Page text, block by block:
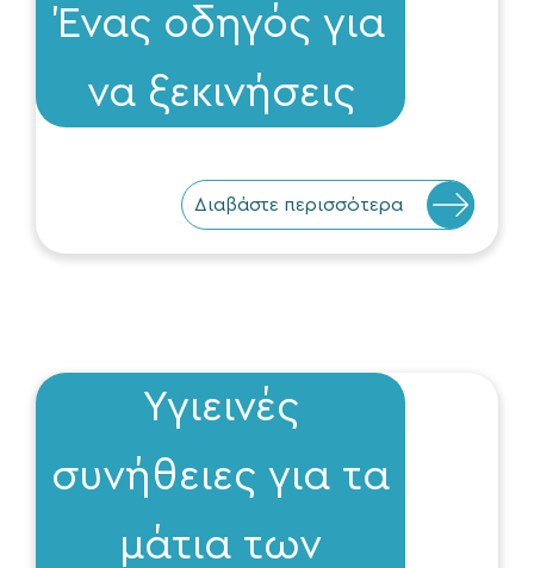
Ένας οδηγός για
να ξεκινήσεις
Διαβάστε περισσότερα
Υγιεινές
συνήθειες για τα
μάτια των